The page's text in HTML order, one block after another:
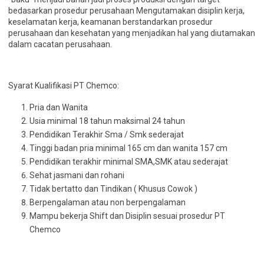
bedasarkan prosedur perusahaan Mengutamakan disiplin kerja,
keselamatan kerja, keamanan berstandarkan prosedur
perusahaan dan kesehatan yang menjadikan hal yang diutamakan
dalam cacatan perusahaan.
Syarat Kualifikasi PT Chemco:
Pria dan Wanita
Usia minimal 18 tahun maksimal 24 tahun
Pendidikan Terakhir Sma / Smk sederajat
Tinggi badan pria minimal 165 cm dan wanita 157 cm
Pendidikan terakhir minimal SMA,SMK atau sederajat
Sehat jasmani dan rohani
Tidak bertatto dan Tindikan ( Khusus Cowok )
Berpengalaman atau non berpengalaman
Mampu bekerja Shift dan Disiplin sesuai prosedur PT
Chemco